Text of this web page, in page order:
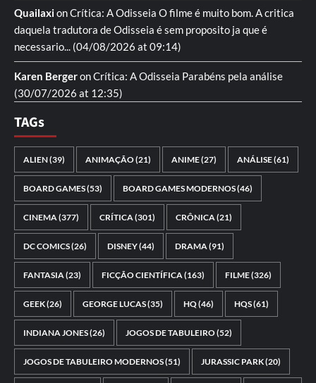
QuailaxionCrítica: A Odisseia O filme é muito bom. A critica
daquela tradutora de Odisseia é sem proposito ja que é
necessario... (04/08/2026 at 09:14)
Karen BergeronCrítica: A Odisseia Parabéns pela análise
(30/07/2026 at 12:35)
TAGs
ALIEN(39) ANIMAÇÃO(21) ANIME(27) ANÁLISE(61)
BOARD GAMES(53) BOARD GAMES MODERNOS(46)
CINEMA(377) CRÍTICA(301) CRÔNICA(21)
DC COMICS(26) DISNEY(44) DRAMA(91)
FANTASIA(23) FICÇÃO CIENTÍFICA(163) FILME(326)
GEEK(26) GEORGE LUCAS(35) HQ(46) HQS(61)
INDIANA JONES(26) JOGOS DE TABULEIRO(52)
JOGOS DE TABULEIRO MODERNOS(51) JURASSIC PARK(20)